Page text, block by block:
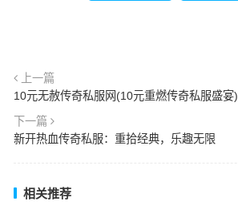
上一篇
10元无赦传奇私服网(10元重燃传奇私服盛宴)
下一篇
新开热血传奇私服：重拾经典，乐趣无限
相关推荐